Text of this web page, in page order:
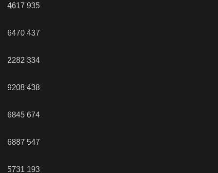
4617 935
6470 437
2282 334
9208 438
6845 674
6887 547
5731 193